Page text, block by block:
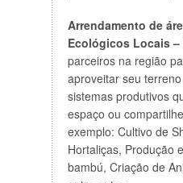
Arrendamento de
Ecológicos Locais –
parceiros na região
aproveitar seu
sistemas produtivos
espaço ou
exemplo: Cultivo de
Hortaliças, Produção
bambú, Criação de